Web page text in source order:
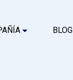
BLOG